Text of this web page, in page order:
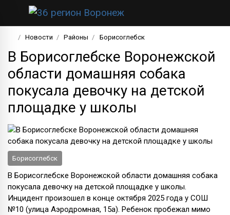
Новости Районы Борисоглебск
В Борисоглебске Воронежской
области домашняя собака
покусала девочку на детской
площадке у школы
Борисоглебск
В Борисоглебске Воронежской области домашняя собака
покусала девочку на детской площадке у школы.
Инцидент произошел в конце октября 2025 года у СОШ
№10 (улица Аэродромная, 15а). Ребенок пробежал мимо